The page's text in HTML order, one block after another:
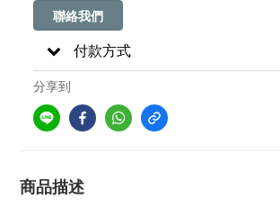
聯絡我們
付款方式
分享到
商品描述